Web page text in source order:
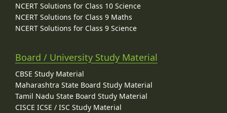
NCERT Solutions for Class 10 Science
NCERT Solutions for Class 9 Maths
NCERT Solutions for Class 9 Science
Board / University Study Material
CBSE Study Material
Maharashtra State Board Study Material
Tamil Nadu State Board Study Material
CISCE ICSE / ISC Study Material